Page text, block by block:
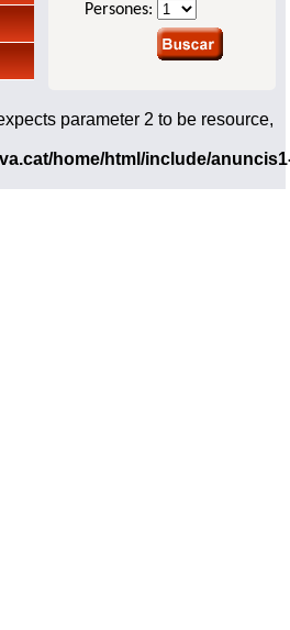
Persones:
parameter 2 to be resource,
home/html/include/